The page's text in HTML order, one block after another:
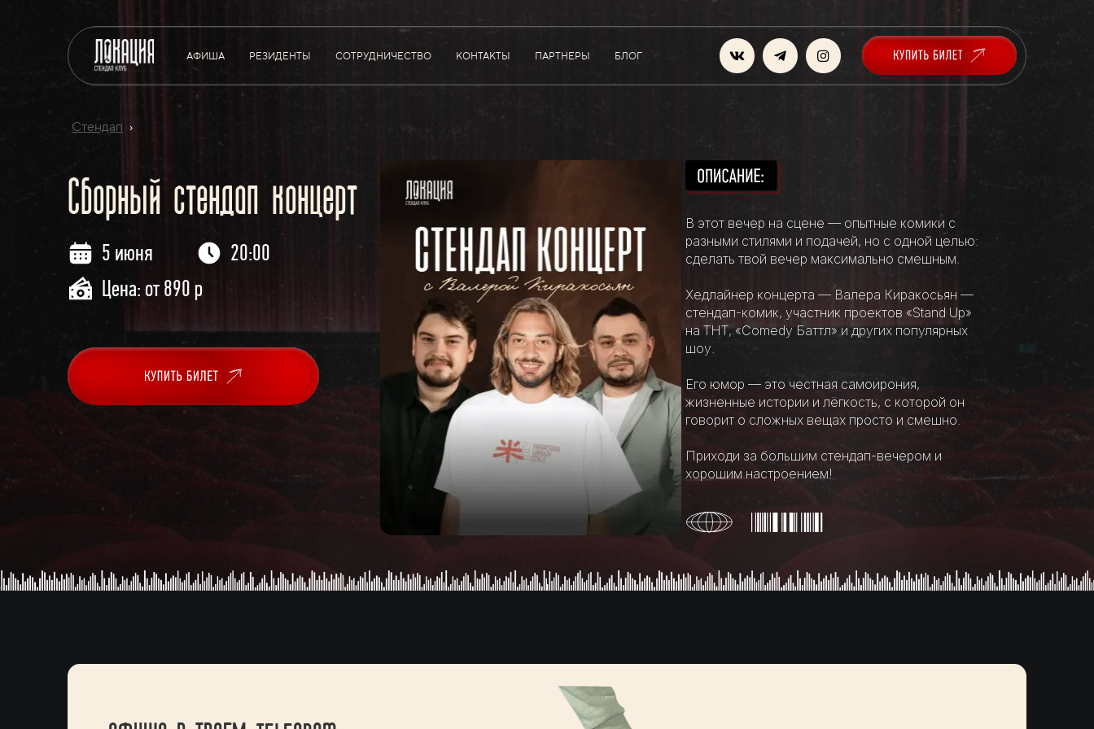
АФИША РЕЗИДЕНТЫ СОТРУДНИЧЕСТВО КОНТАКТЫ ПАРТНЕРЫ БЛОГ
Стендап ›
Сборный стендап концерт
5 июня
20:00
Цена: от 890 р
В этот вечер на сцене — опытные комики с
разными стилями и подачей, но с одной целью:
сделать твой вечер максимально смешным.
Хедлайнер концерта — Валера Киракосьян —
стендап-комик, участник проектов «Stand Up»
на ТНТ, «Comedy Баттл» и других популярных
шоу.
Его юмор — это честная самоирония,
жизненные истории и лёгкость, с которой он
говорит о сложных вещах просто и смешно.
Приходи за большим стендап-вечером и
хорошим настроением!